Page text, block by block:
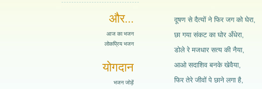
और...
आज का भजन
लोकप्रिय भजन
योगदान
भजन जोड़ें
दूषण से दैत्यों ने फिर जग को घेरा,
छा गया संकट का घोर अँधेरा,
डोले रे मजधार सत्य की नैया,
आओ सदाशिव बनके खेवैया,
फिर तेरे जीवों पे छाने लगा है,